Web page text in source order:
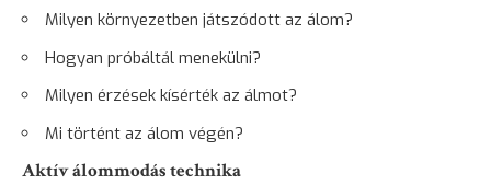
Milyen környezetben játszódott az álom?
Hogyan próbáltál menekülni?
Milyen érzések kísérték az álmot?
Mi történt az álom végén?
Aktív álommodás technika